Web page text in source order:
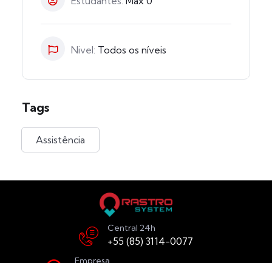
Nivel: Todos os níveis
Tags
Assistência
Central 24h
+55 (85) 3114-0077
Empresa